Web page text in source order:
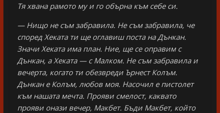
Тя хвана рамото му и го обърна към себе си.
— Нищо не съм забравила. Не съм забравила, че
според Хеката ти ще оглавиш поста на Дънкан.
Значи Хеката има план. Ние, ще се оправим с
Дънкан, а Хеката — с Малком. Не съм забравила и
вечерта, когато ти обезвреди Ърнест Колъм.
Дънкан е Колъм, любов моя. Насочил е пистолет
към нашата мечта. Прояви смелост, каквато
прояви онази вечер, Макбет. Бъди Макбет, който